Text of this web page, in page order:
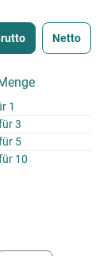
Netto
1
3
5
10